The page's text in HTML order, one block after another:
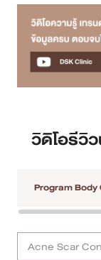
วีดีโอรีวิว
บทความ
สาขา
สาขา Asoke
สาขา MRT สุ
วิดิโอรีวิ
Program
Acne Scar